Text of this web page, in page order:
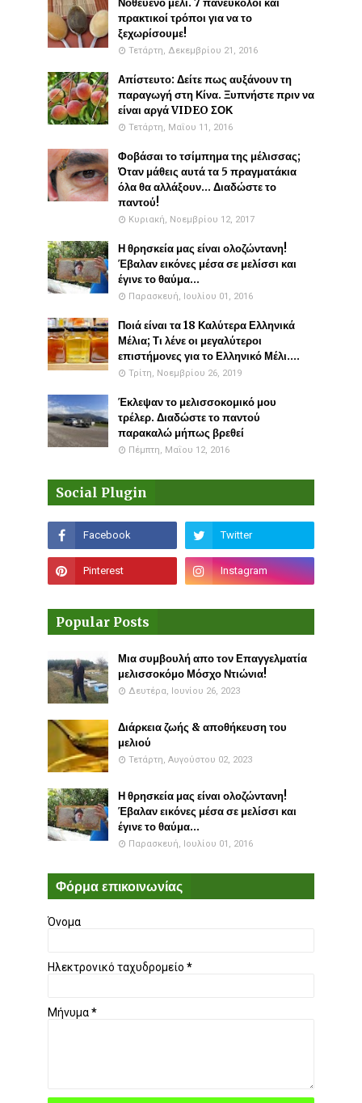
Νοθευένο μέλι. 7 πανεύκολοι και
πρακτικοί τρόποι για να το
ξεχωρίσουμε!
Τετάρτη, Δεκεμβρίου 21, 2016
Απίστευτο: Δείτε πως αυξάνουν τη
παραγωγή στη Κίνα. Ξυπνήστε πριν να
είναι αργά VIDEO ΣΟΚ
Τετάρτη, Μαΐου 11, 2016
Φοβάσαι το τσίμπημα της μέλισσας;
Όταν μάθεις αυτά τα 5 πραγματάκια
όλα θα αλλάξουν... Διαδώστε το
παντού!
Κυριακή, Νοεμβρίου 12, 2017
Η θρησκεία μας είναι ολοζώντανη!
Έβαλαν εικόνες μέσα σε μελίσσι και
έγινε το θαύμα...
Παρασκευή, Ιουλίου 01, 2016
Ποιά είναι τα 18 Καλύτερα Ελληνικά
Μέλια; Τι λένε οι μεγαλύτεροι
επιστήμονες για το Ελληνικό Μέλι....
Τρίτη, Νοεμβρίου 26, 2019
Έκλεψαν το μελισσοκομικό μου
τρέλερ. Διαδώστε το παντού
παρακαλώ μήπως βρεθεί
Πέμπτη, Μαΐου 12, 2016
Social Plugin
Popular Posts
Μια συμβουλή απο τον Επαγγελματία
μελισσοκόμο Μόσχο Ντιώνια!
Δευτέρα, Ιουνίου 26, 2023
Διάρκεια ζωής & αποθήκευση του
μελιού
Τετάρτη, Αυγούστου 02, 2023
Η θρησκεία μας είναι ολοζώντανη!
Έβαλαν εικόνες μέσα σε μελίσσι και
έγινε το θαύμα...
Παρασκευή, Ιουλίου 01, 2016
Φόρμα επικοινωνίας
Όνομα
Ηλεκτρονικό ταχυδρομείο *
Μήνυμα*